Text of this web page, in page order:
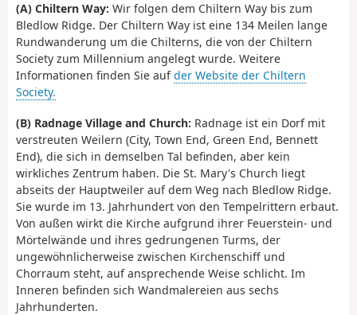
(A) Chiltern Way: Wir folgen dem Chiltern Way bis zum
Bledlow Ridge. Der Chiltern Way ist eine 134 Meilen lange
Rundwanderung um die Chilterns, die von der Chiltern
Society zum Millennium angelegt wurde. Weitere
Informationen finden Sie aufder Website der Chiltern
Society.
(B) Radnage Village and Church: Radnage ist ein Dorf mit
verstreuten Weilern (City, Town End, Green End, Bennett
End), die sich in demselben Tal befinden, aber kein
wirkliches Zentrum haben. Die St. Mary's Church liegt
abseits der Hauptweiler auf dem Weg nach Bledlow Ridge.
Sie wurde im 13. Jahrhundert von den Tempelrittern erbaut.
Von außen wirkt die Kirche aufgrund ihrer Feuerstein- und
Mörtelwände und ihres gedrungenen Turms, der
ungewöhnlicherweise zwischen Kirchenschiff und
Chorraum steht, auf ansprechende Weise schlicht. Im
Inneren befinden sich Wandmalereien aus sechs
Jahrhunderten.